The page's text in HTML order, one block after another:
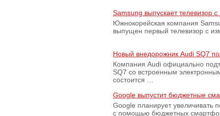
Samsung выпускает телевизор
Южнокорейская компания
выпущен первый телевизор с
Новый внедорожник Audi SQ7
Компания Audi официально
SQ7 со встроенным
состоится …
Google выпустит бюджетные
Google планирует увеличивать
с помощью бюджетных